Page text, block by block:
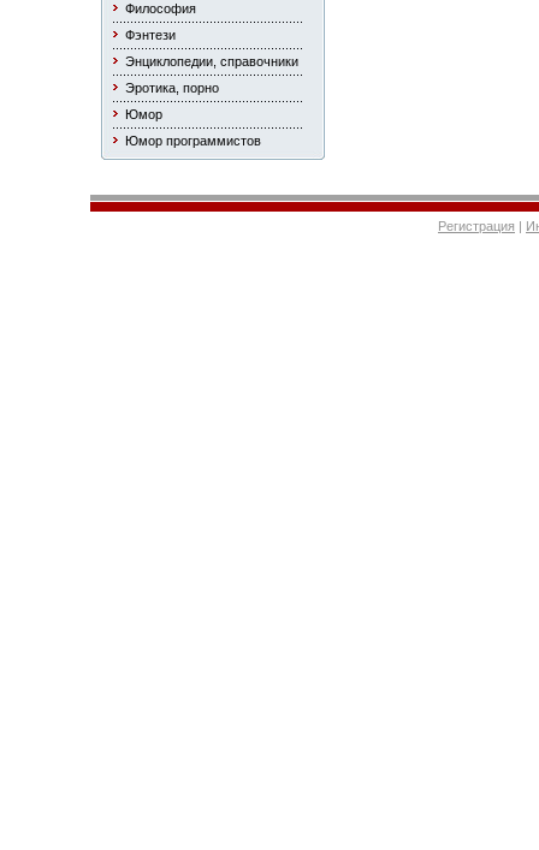
Философия
Фэнтези
Энциклопедии, справочники
Эротика, порно
Юмор
Юмор программистов
Регистрация |